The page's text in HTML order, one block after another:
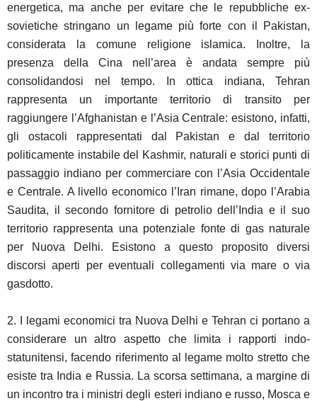
energetica, ma anche per evitare che le repubbliche ex-
sovietiche stringano un legame più forte con il Pakistan,
considerata la comune religione islamica. Inoltre, la
presenza della Cina nell’area è andata sempre più
consolidandosi nel tempo. In ottica indiana, Tehran
rappresenta un importante territorio di transito per
raggiungere l’Afghanistan e l’Asia Centrale: esistono, infatti,
gli ostacoli rappresentati dal Pakistan e dal territorio
politicamente instabile del Kashmir, naturali e storici punti di
passaggio indiano per commerciare con l’Asia Occidentale
e Centrale. A livello economico l’Iran rimane, dopo l’Arabia
Saudita, il secondo fornitore di petrolio dell’India e il suo
territorio rappresenta una potenziale fonte di gas naturale
per Nuova Delhi. Esistono a questo proposito diversi
discorsi aperti per eventuali collegamenti via mare o via
gasdotto.
2. I legami economici tra Nuova Delhi e Tehran ci portano a
considerare un altro aspetto che limita i rapporti indo-
statunitensi, facendo riferimento al legame molto stretto che
esiste tra India e Russia. La scorsa settimana, a margine di
un incontro tra i ministri degli esteri indiano e russo, Mosca e